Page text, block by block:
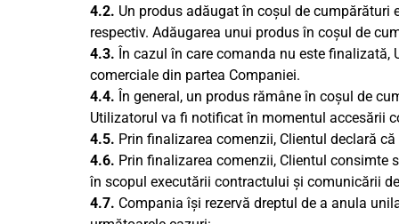
4.2. Un produs adăugat în coșul de
respectiv. Adăugarea unui produs în coșul de
4.3. În cazul în care comanda nu este
comerciale din partea Companiei.
4.4. În general, un produs rămâne în coșul de
Utilizatorul va fi notificat în momentul accesării
4.5. Prin finalizarea comenzii, Clientul declară
4.6. Prin finalizarea comenzii, Clientul consimte
în scopul executării contractului și comunicării
4.7. Compania își rezervă dreptul de a anula